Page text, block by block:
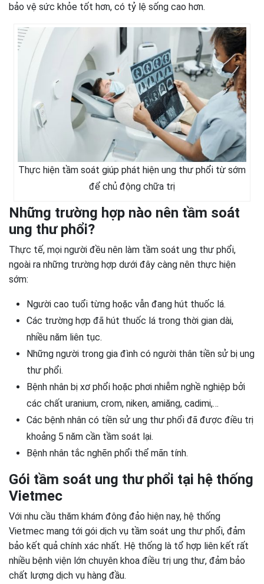
bảo vệ sức khỏe tốt hơn, có tỷ lệ sống cao hơn.
Thực hiện tầm soát giúp phát hiện ung thư phổi từ sớm
để chủ động chữa trị
Những trường hợp nào nên tầm soát
ung thư phổi?
Thực tế, mọi người đều nên làm tầm soát ung thư phổi,
ngoài ra những trường hợp dưới đây càng nên thực hiện
sớm:
Người cao tuổi từng hoặc vẫn đang hút thuốc lá.
Các trường hợp đã hút thuốc lá trong thời gian dài,
nhiều năm liên tục.
Những người trong gia đình có người thân tiền sử bị ung
thư phổi.
Bệnh nhân bị xơ phổi hoặc phơi nhiễm nghề nghiệp bởi
các chất uranium, crom, niken, amiăng, cadimi,…
Các bệnh nhân có tiền sử ung thư phổi đã được điều trị
khoảng 5 năm cần tầm soát lại.
Bệnh nhân tắc nghẽn phổi thể mãn tính.
Gói tầm soát ung thư phổi tại hệ thống
Vietmec
Với nhu cầu thăm khám đông đảo hiện nay, hệ thống
Vietmec mang tới gói dịch vụ tầm soát ung thư phổi, đảm
bảo kết quả chính xác nhất. Hệ thống là tổ hợp liên kết rất
nhiều bệnh viện lớn chuyên khoa điều trị ung thư, đảm bảo
chất lượng dịch vụ hàng đầu.